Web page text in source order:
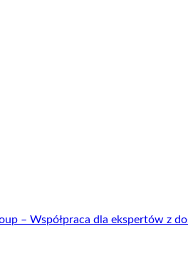
– Współpraca dla ekspertów z